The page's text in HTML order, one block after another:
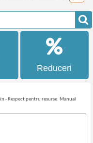
Reduceri
- Respect pentru resurse. Manual